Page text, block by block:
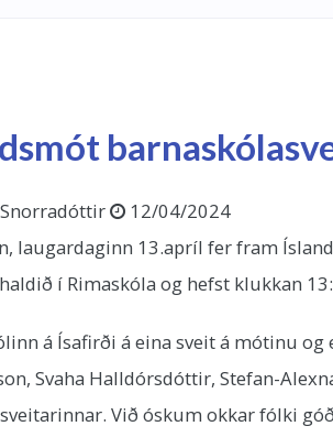
12/04/2024
laugardaginn 13.apríl fer fram
í Rimaskóla og hefst klukkan
á Ísafirði á eina sveit á mótinu
Svaha Halldórsdóttir, Stefan-
Við óskum okkar fólki